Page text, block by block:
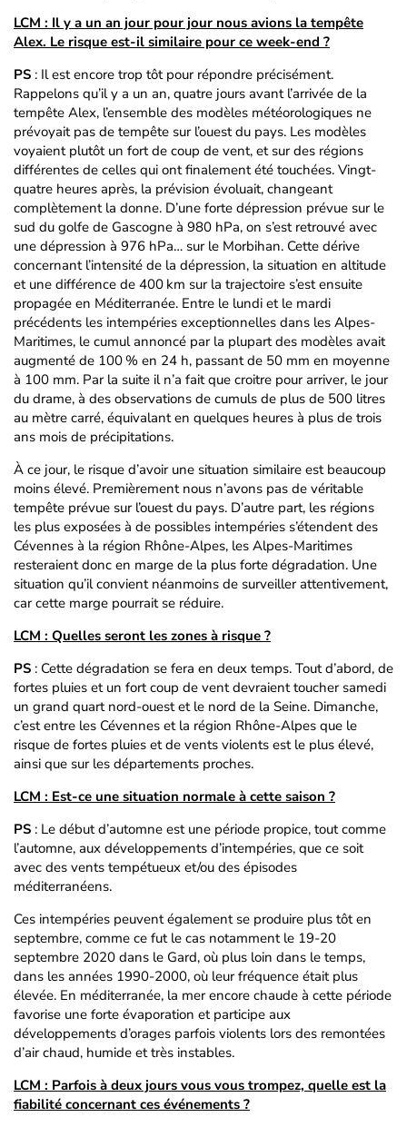
LCM : Il y a un an jour pour jour nous avions la tempête
Alex. Le risque est-il similaire pour ce week-end ?
PS : Il est encore trop tôt pour répondre précisément.
Rappelons qu’il y a un an, quatre jours avant l’arrivée de la
tempête Alex, l’ensemble des modèles météorologiques ne
prévoyait pas de tempête sur l’ouest du pays. Les modèles
voyaient plutôt un fort de coup de vent, et sur des régions
différentes de celles qui ont finalement été touchées. Vingt-
quatre heures après, la prévision évoluait, changeant
complètement la donne. D’une forte dépression prévue sur le
sud du golfe de Gascogne à 980 hPa, on s’est retrouvé avec
une dépression à 976 hPa… sur le Morbihan. Cette dérive
concernant l’intensité de la dépression, la situation en altitude
et une différence de 400 km sur la trajectoire s’est ensuite
propagée en Méditerranée. Entre le lundi et le mardi
précédents les intempéries exceptionnelles dans les Alpes-
Maritimes, le cumul annoncé par la plupart des modèles avait
augmenté de 100 % en 24 h, passant de 50 mm en moyenne
à 100 mm. Par la suite il n’a fait que croitre pour arriver, le jour
du drame, à des observations de cumuls de plus de 500 litres
au mètre carré, équivalant en quelques heures à plus de trois
ans mois de précipitations.
À ce jour, le risque d’avoir une situation similaire est beaucoup
moins élevé. Premièrement nous n’avons pas de véritable
tempête prévue sur l’ouest du pays. D’autre part, les régions
les plus exposées à de possibles intempéries s’étendent des
Cévennes à la région Rhône-Alpes, les Alpes-Maritimes
resteraient donc en marge de la plus forte dégradation. Une
situation qu’il convient néanmoins de surveiller attentivement,
car cette marge pourrait se réduire.
LCM : Quelles seront les zones à risque ?
PS : Cette dégradation se fera en deux temps. Tout d’abord, de
fortes pluies et un fort coup de vent devraient toucher samedi
un grand quart nord-ouest et le nord de la Seine. Dimanche,
c’est entre les Cévennes et la région Rhône-Alpes que le
risque de fortes pluies et de vents violents est le plus élevé,
ainsi que sur les départements proches.
LCM : Est-ce une situation normale à cette saison ?
PS : Le début d’automne est une période propice, tout comme
l’automne, aux développements d’intempéries, que ce soit
avec des vents tempétueux et/ou des épisodes
méditerranéens.
Ces intempéries peuvent également se produire plus tôt en
septembre, comme ce fut le cas notamment le 19-20
septembre 2020 dans le Gard, où plus loin dans le temps,
dans les années 1990-2000, où leur fréquence était plus
élevée. En méditerranée, la mer encore chaude à cette période
favorise une forte évaporation et participe aux
développements d’orages parfois violents lors des remontées
d’air chaud, humide et très instables.
LCM : Parfois à deux jours vous vous trompez, quelle est la
fiabilité concernant ces événements ?